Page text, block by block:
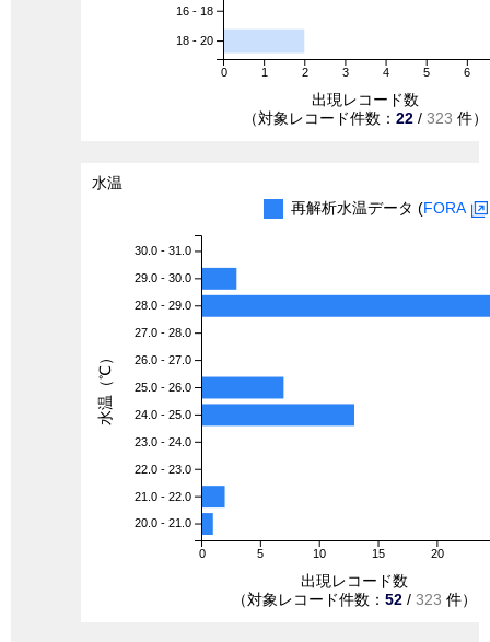
0 1 2 3 4 5 6
16 - 18
18 - 20
出現レコード数
（対象レコード件数： 22 / 323 件）
水温
再解析水温データ (FORA
0 5 10 15 20
30.0 - 31.0
29.0 - 30.0
28.0 - 29.0
27.0 - 28.0
26.0 - 27.0
25.0 - 26.0
24.0 - 25.0
23.0 - 24.0
22.0 - 23.0
21.0 - 22.0
20.0 - 21.0
出現レコード数
（対象レコード件数： 52 / 323 件）
水温（℃）